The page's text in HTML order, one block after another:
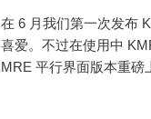
在 6 月我们第一次发布
喜爱。不过在使用中
MRE 平行界面版本重磅